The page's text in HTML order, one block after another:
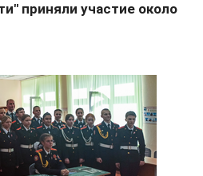
приняли участие около